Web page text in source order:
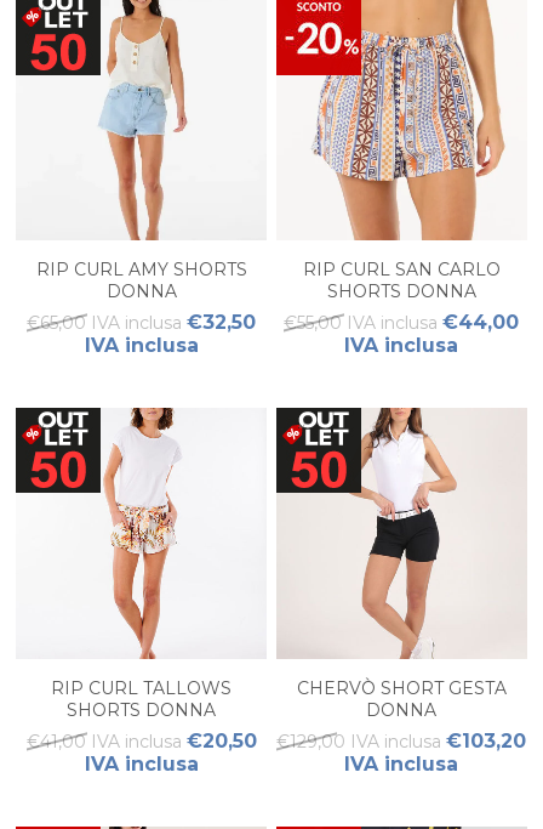
RIP CURL AMY SHORTS
DONNA
€65,00 IVA inclusa €32,50
IVA inclusa
RIP CURL SAN CARLO
SHORTS DONNA
€55,00 IVA inclusa €44,00
IVA inclusa
RIP CURL TALLOWS
SHORTS DONNA
€41,00 IVA inclusa €20,50
IVA inclusa
CHERVÒ SHORT GESTA
DONNA
€129,00 IVA inclusa €103,20
IVA inclusa